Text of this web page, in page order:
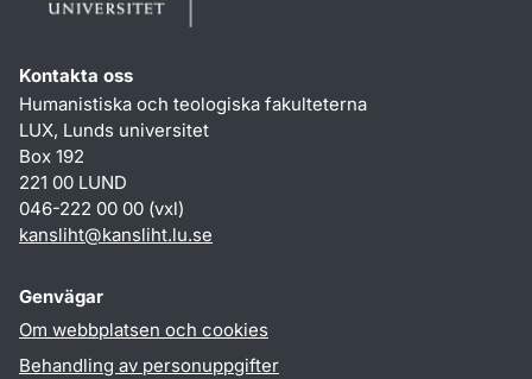
Kontakta oss
Humanistiska och teologiska fakulteterna
LUX, Lunds universitet
Box 192
221 00 LUND
046-222 00 00 (vxl)
kansliht@kansliht.lu.se
Genvägar
Om webbplatsen och cookies
Behandling av personuppgifter